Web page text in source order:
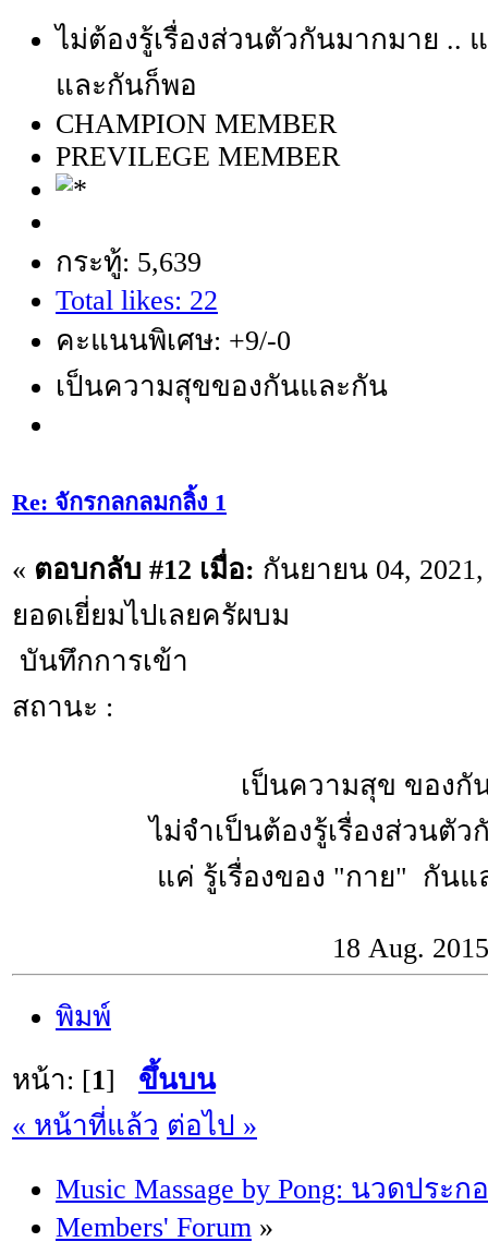
ไม่ต้องรู้เรื่องส่วนตัวกันมากมาย ..
และกันก็พอ
CHAMPION MEMBER
PREVILEGE MEMBER
กระทู้: 5,639
Total likes: 22
คะแนนพิเศษ: +9/-0
เป็นความสุขของกันและกัน
Re: จักรกลกลมกลิ้ง 1
« ตอบกลับ #12 เมื่อ: กันยายน 04, 2021,
ยอดเยี่ยมไปเลยครัผบม
บันทึกการเข้า
สถานะ :
เป็นความสุข ของกันแ
ไม่จำเป็นต้องรู้เรื่องส่วนตัวกั
แค่ รู้เรื่องของ "กาย" กันแล
18 Aug. 2015
พิมพ์
หน้า: [1] ขึ้นบน
« หน้าที่แล้ว ต่อไป »
Music Massage by Pong: นวดประ
Members' Forum »